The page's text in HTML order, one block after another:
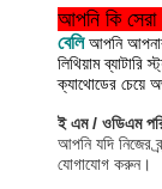
আপনি কি
বেলিআপনি আপনার
লিথিয়াম ব্যাটারি
ক্যাথোডের চেয়ে
ই এম / ওডিএম
আপনি যদি নিজের
যোগাযোগ করুন।